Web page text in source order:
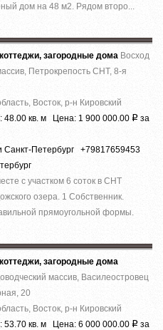
дом на 48 м2. Рядом второ...
загородные дома Восход
Петрокрепость СНТ, 8-я
Восток, р-н Кировский
кв. м Цена: 1 900 000.00 Р за
Санкт-Петербург +79817659453
с участком 6 соток в СНТ
озера. 1 Собственник.
прямоугольной формы.
загородные дома
массив, Василеостровец
20
Восток, р-н Кировский
кв. м Цена: 6 000 000.00 Р за